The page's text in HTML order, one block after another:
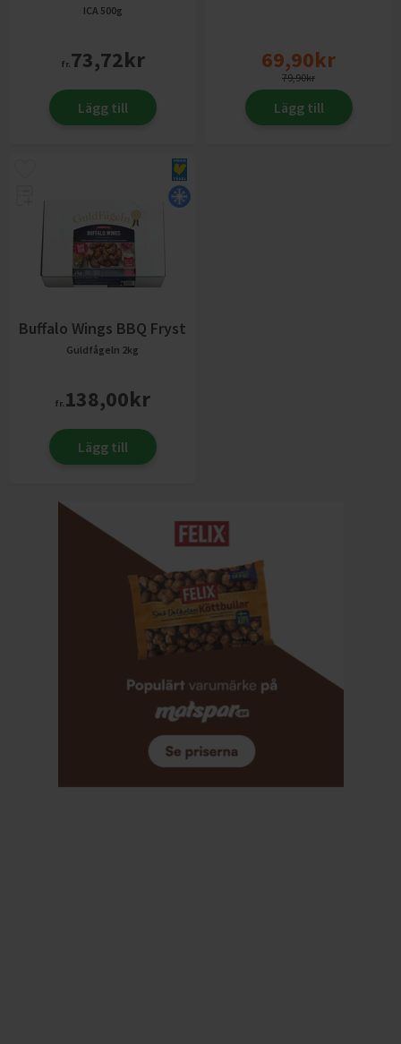
ICA 500g
fr.73,72kr
Lägg till
69,90kr
79,90kr
Lägg till
Buffalo Wings BBQ Fryst
Guldfågeln 2kg
fr. 138,00kr
Lägg till